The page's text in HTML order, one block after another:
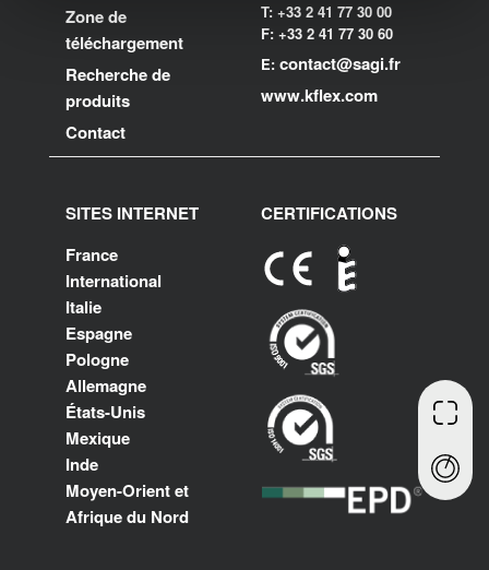
Zone de
téléchargement
Recherche de
produits
Contact
T: +33 2 41 77 30 00
F: +33 2 41 77 30 60
E: contact@sagi.fr
www.kflex.com
SITES INTERNET
France
International
Italie
Espagne
Pologne
Allemagne
États-Unis
Mexique
Inde
Moyen-Orient et
Afrique du Nord
CERTIFICATIONS